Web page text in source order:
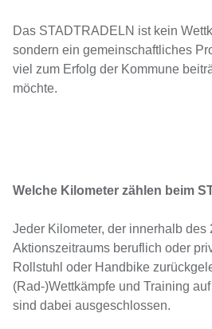
Das STADTRADELN ist kein
sondern ein gemeinschaftliches
viel zum Erfolg der Kommune
möchte.
Welche Kilometer zählen beim
Jeder Kilometer, der innerhalb des
Aktionszeitraums beruflich oder
Rollstuhl oder Handbike
(Rad-)Wettkämpfe und Training
sind dabei ausgeschlossen.